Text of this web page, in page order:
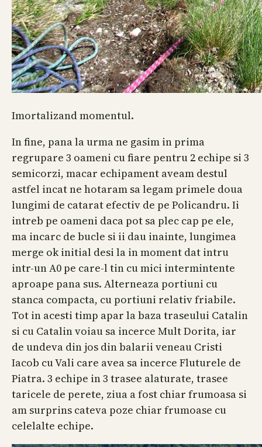
Imortalizand momentul.
In fine, pana la urma ne gasim in prima
regrupare 3 oameni cu fiare pentru 2 echipe si 3
semicorzi, macar echipament aveam destul
astfel incat ne hotaram sa legam primele doua
lungimi de catarat efectiv de pe Policandru. Ii
intreb pe oameni daca pot sa plec cap pe ele,
ma incarc de bucle si ii dau inainte, lungimea
merge ok initial desi la in moment dat intru
intr-un A0 pe care-l tin cu mici intermintente
aproape pana sus. Alterneaza portiuni cu
stanca compacta, cu portiuni relativ friabile.
Tot in acesti timp apar la baza traseului Catalin
si cu Catalin voiau sa incerce Mult Dorita, iar
de undeva din jos din balarii veneau Cristi
Iacob cu Vali care avea sa incerce Fluturele de
Piatra. 3 echipe in 3 trasee alaturate, trasee
taricele de perete, ziua a fost chiar frumoasa si
am surprins cateva poze chiar frumoase cu
celelalte echipe.